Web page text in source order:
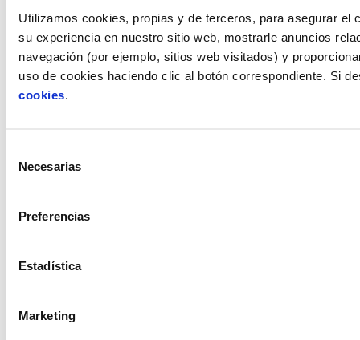
Utilizamos cookies, propias y de terceros, para asegurar
su experiencia en nuestro sitio web, mostrarle anuncios
navegación (por ejemplo, sitios web visitados) y
uso de cookies haciendo clic al botón correspondiente. Si
cookies.
Necesarias
Preferencias
Estadística
Marketing